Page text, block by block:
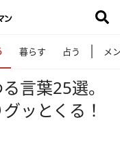
暮らす 占う メ
言葉25選。
ッとくる！